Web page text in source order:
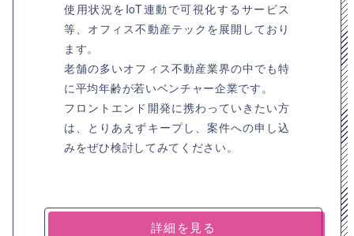
使用状況をIoT連動で可視化するサービス
等、オフィス不動産テックを展開しており
ます。
老舗の多いオフィス不動産業界の中でも特
に平均年齢が若いベンチャー企業です。
フロントエンド開発に携わっていきたい方
は、とりあえずキープし、案件への申し込
みをぜひ検討してみてください。
詳細を見る